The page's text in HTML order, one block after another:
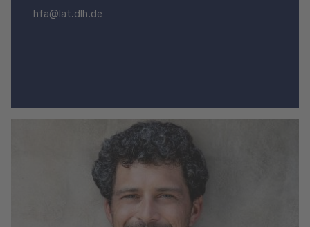
hfa@lat.dlh.de